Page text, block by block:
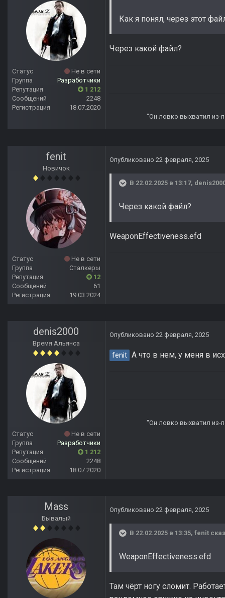
Статус
Не в сети
Группа
Разработчики
Репутация
1 212
Сообщений
2248
Регистрация
18.07.2020
Как я понял, через этот
Через какой файл?
"Он ловко выхватил из-
fenit
Новичок
Статус
Не в сети
Группа
Сталкеры
Репутация
12
Сообщений
61
Регистрация
19.03.2024
Опубликовано 22 февраля, 2025
В 22.02.2025 в 13:17,
Через какой файл?
WeaponEffectiveness.efd
denis2000
Время Альянса
Статус
Не в сети
Группа
Разработчики
Репутация
1 212
Сообщений
2248
Регистрация
18.07.2020
Опубликовано 22 февраля, 2025
fenit А что в нем, у меня в
"Он ловко выхватил из-
Mass
Бывалый
Опубликовано 22 февраля, 2025
В 22.02.2025 в 13:35, fenit
WeaponEffectiveness.efd
Там чёрт ногу сломит.